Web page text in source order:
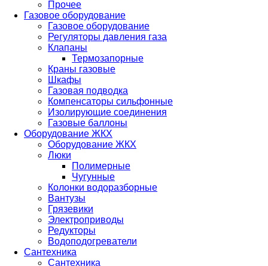
Прочее
Газовое оборудование
Газовое оборудование
Регуляторы давления газа
Клапаны
Термозапорные
Краны газовые
Шкафы
Газовая подводка
Компенсаторы сильфонные
Изолирующие соединения
Газовые баллоны
Оборудование ЖКХ
Оборудование ЖКХ
Люки
Полимерные
Чугунные
Колонки водоразборные
Вантузы
Грязевики
Электроприводы
Редукторы
Водоподогреватели
Сантехника
Сантехника